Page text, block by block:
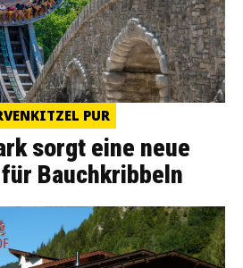
PUR
sorgt eine neue
Bauchkribbeln